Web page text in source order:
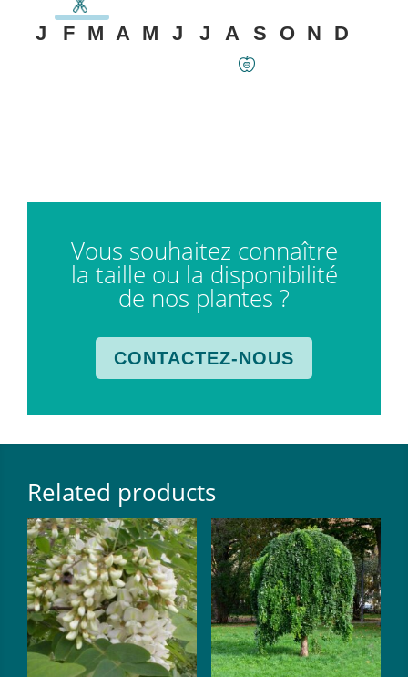
J F M A M J J A S O N D
Vous souhaitez connaître
la taille ou la disponibilité
de nos plantes ?
CONTACTEZ-NOUS
Related products